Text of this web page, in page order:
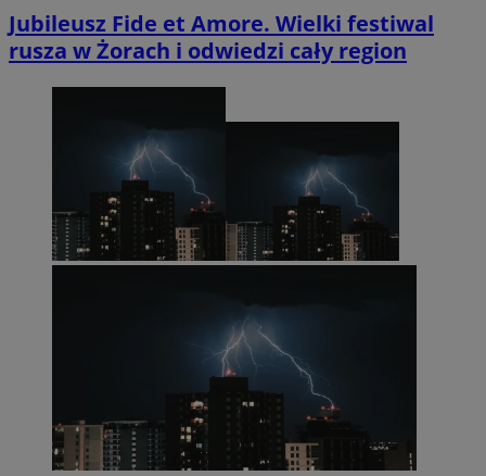
Jubileusz Fide et Amore. Wielki festiwal
rusza w Żorach i odwiedzi cały region